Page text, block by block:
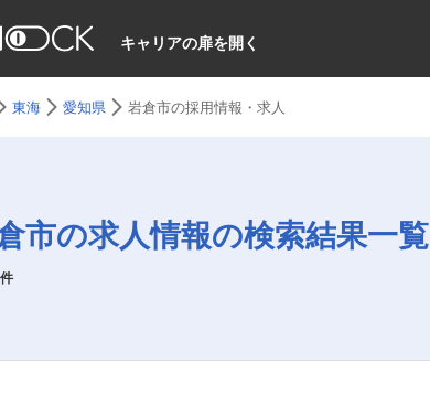
キャリアの扉を開く
東海 愛知県 岩倉市の採用情報・求人
市の求人情報の検索結果一覧
件